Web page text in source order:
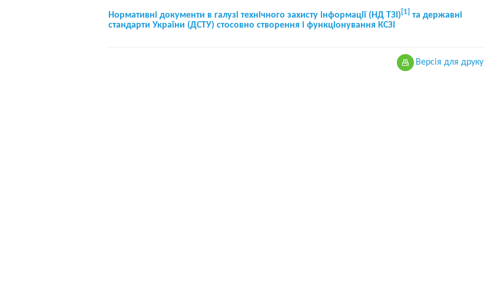
Нормативні документи в галузі технічного захисту інформації (НД ТЗІ) [1]та державні
стандарти України (ДСТУ) стосовно створення і функціонування КСЗІ
Версiя для друку